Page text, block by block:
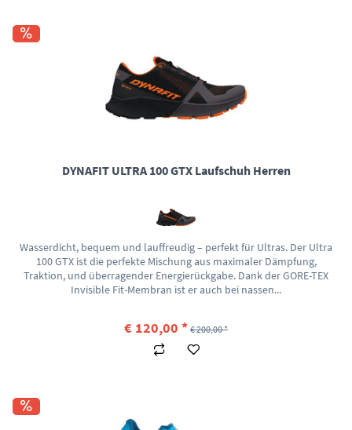
DYNAFIT ULTRA 100 GTX Laufschuh Herren
Wasserdicht, bequem und lauffreudig – perfekt für Ultras. Der Ultra
100 GTX ist die perfekte Mischung aus maximaler Dämpfung,
Traktion, und überragender Energierückgabe. Dank der GORE-TEX
Invisible Fit-Membran ist er auch bei nassen...
€ 120,00 * € 200,00 *